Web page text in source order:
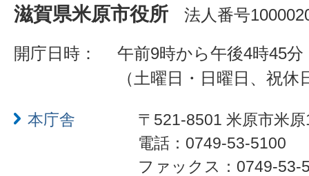
滋賀県米原市役所 法人番号
開庁日時：
午前9時から午後4時45分
（土曜日・日曜日、祝
本庁舎
〒521-8501 米原市米
電話：0749-53-5100
ファックス：0749-53-